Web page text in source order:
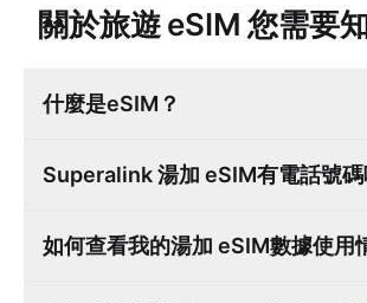
關於旅遊 eSIM 您需要
什麼是eSIM？
Superalink 湯加 eSIM有電話號碼
如何查看我的湯加 eSIM數據使用